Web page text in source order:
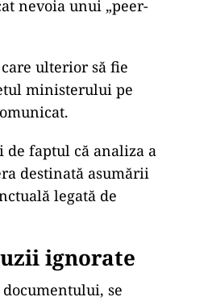
și ambigue. Spre
din Legea Bolojan,
nu a fost implicat”.
prezentate
răspunsul IȘE a fost
a existat un raport
nevoia unui „peer-